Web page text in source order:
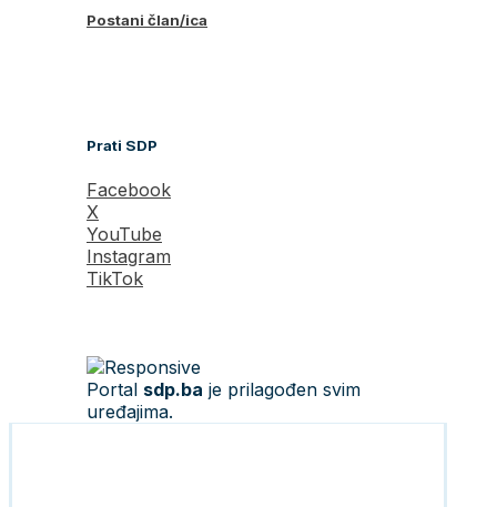
Postani član/ica
Prati SDP
Facebook
X
YouTube
Instagram
TikTok
Portal sdp.ba je prilagođen svim
uređajima.